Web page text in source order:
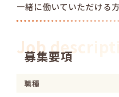
一緒に働いていただける
Job
募集要項
職種